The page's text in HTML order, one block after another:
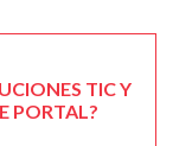
TIC Y
PORTAL?